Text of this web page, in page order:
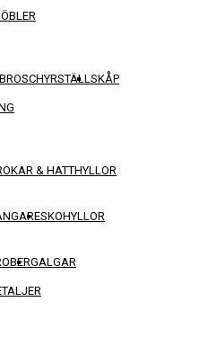
BROSCHYRSTÄLLSKÅP
& HATTHYLLOR
SKOHYLLOR
GALGAR